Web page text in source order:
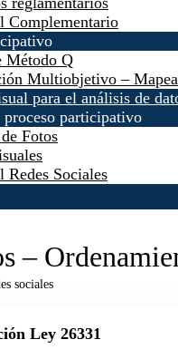
Complementario
Método Q
Multiobjetivo –
para el análisis de
proceso participativo
Fotos
Redes Sociales
–
sociales
Ley 26331